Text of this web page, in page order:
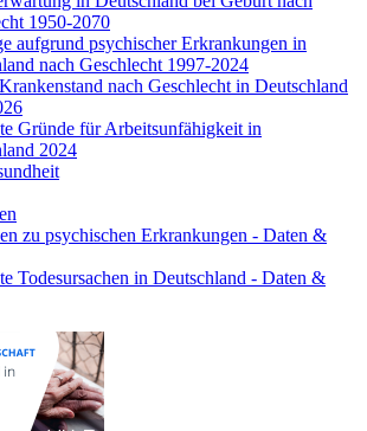
1950-2070
aufgrund psychischer Erkrankungen in
nach Geschlecht 1997-2024
nach Geschlecht in Deutschland
Gründe für Arbeitsunfähigkeit in
2024
zu psychischen Erkrankungen - Daten &
Todesursachen in Deutschland - Daten &